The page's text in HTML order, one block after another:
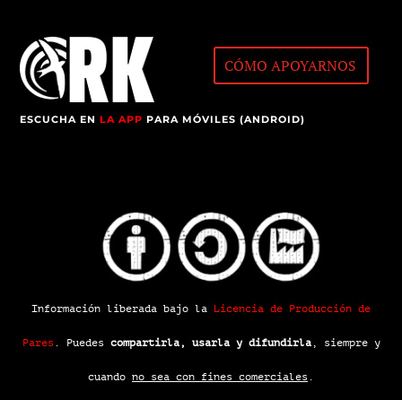
CÓMO APOYARNOS
ESCUCHA ENLA APP PARA MÓVILES (ANDROID)
Información liberada bajo la Licencia de Producción de
Pares. Puedes compartirla, usarla y difundirla, siempre y
cuando no sea con fines comerciales .